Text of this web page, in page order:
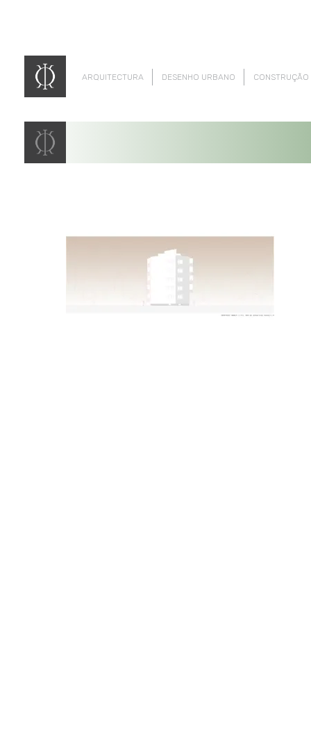
ARQUITECTURA DESENHO URBANO CONSTRUÇÃO